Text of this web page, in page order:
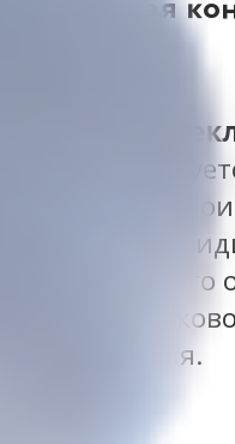
Поисковая
Поисковая
-
результатов
Google. Кто
на поиске? Это
учетом
пользователя.